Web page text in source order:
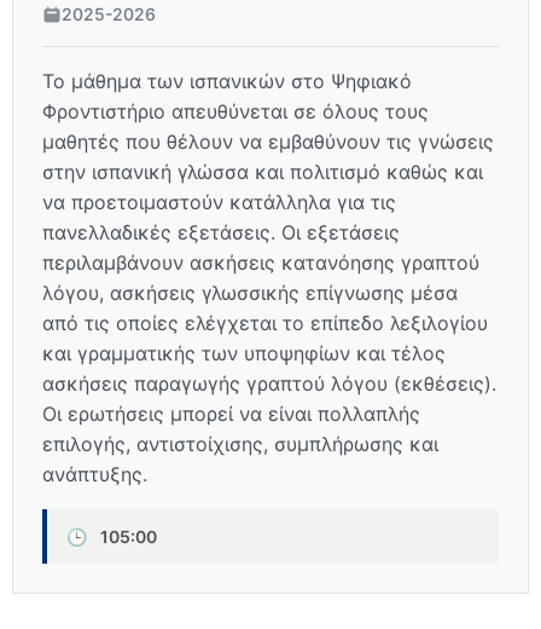
2025-2026
Το μάθημα των ισπανικών στο Ψηφιακό
Φροντιστήριο απευθύνεται σε όλους τους
μαθητές που θέλουν να εμβαθύνουν τις γνώσεις
στην ισπανική γλώσσα και πολιτισμό καθώς και
να προετοιμαστούν κατάλληλα για τις
πανελλαδικές εξετάσεις. Οι εξετάσεις
περιλαμβάνουν ασκήσεις κατανόησης γραπτού
λόγου, ασκήσεις γλωσσικής επίγνωσης μέσα
από τις οποίες ελέγχεται το επίπεδο λεξιλογίου
και γραμματικής των υποψηφίων και τέλος
ασκήσεις παραγωγής γραπτού λόγου (εκθέσεις).
Οι ερωτήσεις μπορεί να είναι πολλαπλής
επιλογής, αντιστοίχισης, συμπλήρωσης και
ανάπτυξης.
🕒 105:00